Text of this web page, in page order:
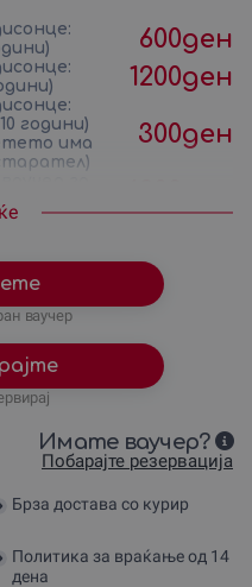
600ден
1200ден
години)
има
300ден
за
)
& Dine
9600
ваучер
Имате ваучер?
Побарајте резервација
Брза достава со курир
Политика за враќање од 14
дена